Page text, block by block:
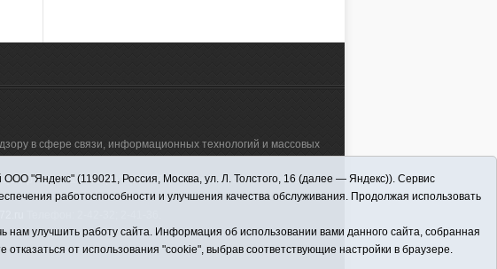
в сфере связи, информационных технологий и массовых
"Красная звезда"" (627570, Тюменская обл., Викуловский
"Яндекс" (119021, Россия, Москва, ул. Л. Толстого, 16 (далее — Яндекс)). Сервис
работоспособности и улучшения качества обслуживания. Продолжая использовать
улучшить работу сайта. Информация об использовании вами данного сайта, собранная
от использования "cookie", выбрав соответствующие настройки в браузере.